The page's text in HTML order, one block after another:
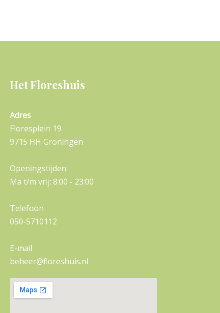
Het Floreshuis
Adres
Floresplein 19
9715 HH Groningen
Openingstijden
Ma t/m vrij: 8:00 - 23:00
Telefoon
050-5710112
E-mail
beheer@floreshuis.nl